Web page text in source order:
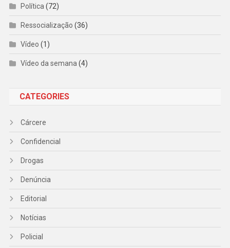
Política(72)
Ressocialização (36)
Vídeo (1)
Vídeo da semana(4)
CATEGORIES
Cárcere
Confidencial
Drogas
Denúncia
Editorial
Notícias
Policial